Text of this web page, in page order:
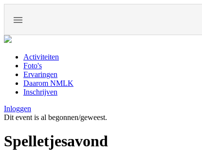
Activiteiten
Foto's
Ervaringen
Daarom NMLK
Inschrijven
Inloggen
Dit event is al begonnen/geweest.
Spelletjesavond